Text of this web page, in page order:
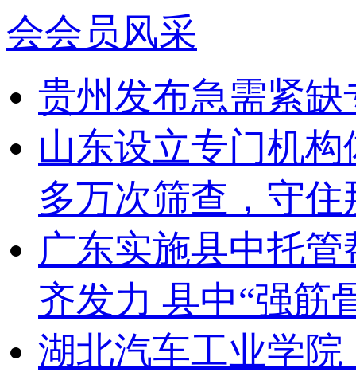
贵州发布急需紧缺
山东设立专门机
多万次筛查，守住
广东实施县中托
齐发力 县中“强筋
湖北汽车工业学